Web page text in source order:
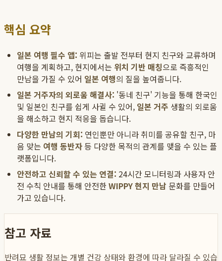
핵심 요약
일본 여행 필수 앱: 위피는 출발 전부터 현지 친구와 교류하며
여행을 계획하고, 현지에서는 위치 기반 매칭으로 즉흥적인
만남을 가질 수 있어 일본 여행의 질을 높여줍니다.
일본 거주자의 외로움 해결사: '동네 친구' 기능을 통해 한국인
및 일본인 친구를 쉽게 사귈 수 있어, 일본 거주 생활의 외로움
을 해소하고 현지 적응을 돕습니다.
다양한 만남의 기회: 연인뿐만 아니라 취미를 공유할 친구, 마
음 맞는 여행 동반자 등 다양한 목적의 관계를 맺을 수 있는 플
랫폼입니다.
안전하고 신뢰할 수 있는 연결: 24시간 모니터링과 사용자 안
전 수칙 안내를 통해 안전한WIPPY 현지 만남 문화를 만들어
가고 있습니다.
참고 자료
반려묘 생활 정보는 개별 건강 상태와 환경에 따라 달라질 수 있습